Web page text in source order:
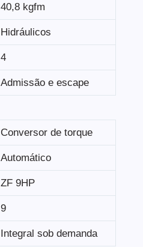
40,8 kgfm
Hidráulicos
4
Admissão e escape
Conversor de torque
Automático
ZF 9HP
9
Integral sob demanda